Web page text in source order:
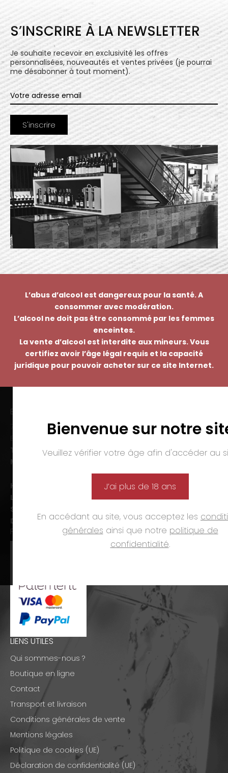
S’INSCRIRE À LA NEWSLETTER
Je souhaite recevoir en exclusivité les offres
personnalisées, nouveautés et ventes privées (je pourrai
me désabonner à tout moment).
L’abus d’alcool est dangereux pour la santé. A
consommer avec modération.
L’alcool ne doit pas être consommé par les femmes
enceintes.
La vente d’alcool est interdite aux mineurs. Vous
certifiez avoir l’âge légal requis et la capacité
juridique pour pouvoir acheter sur ce site Internet.
Bienvenue sur notre
Veuillez vérifier votre âge afin d'accéder au
J’ai plus de 18 ans
En accédant au site, vous acceptez les
générales ainsi que notre politique de
confidentialité.
EMMANUEL NASTI
7 avenue Pierre Pflimlin – ZAC Espale
Tél. :
03 89 46 50 35
Mail :
Horaires d’ouverture :
Lun-ven. :
09h00-12h00 et 14h00-19h00
Sam. :
Dim. et jours fériés :fermé
PAIEMENTS
LIENS UTILES
Qui sommes-nous ?
Boutique en ligne
Contact
Transport et livraison
Conditions générales de vente
Mentions légales
Politique de cookies (UE)
Déclaration de confidentialité (UE)